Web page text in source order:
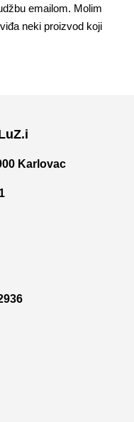
emailom. Molim
neki proizvod koji
Karlovac